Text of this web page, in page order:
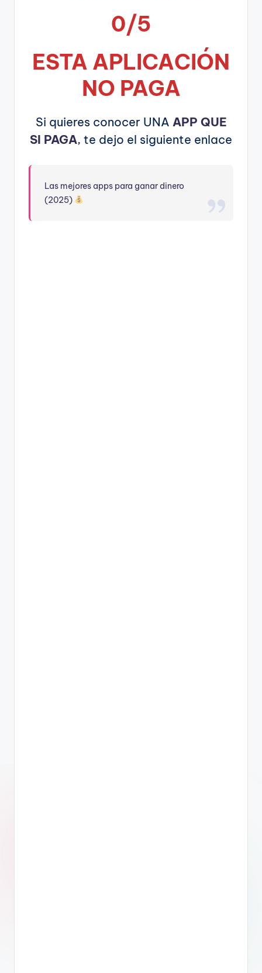
0/5
ESTA APLICACIÓN
NO PAGA
Si quieres conocer UNA APP QUE
SI PAGA, te dejo el siguiente enlace
Las mejores apps para ganar dinero
(2025)